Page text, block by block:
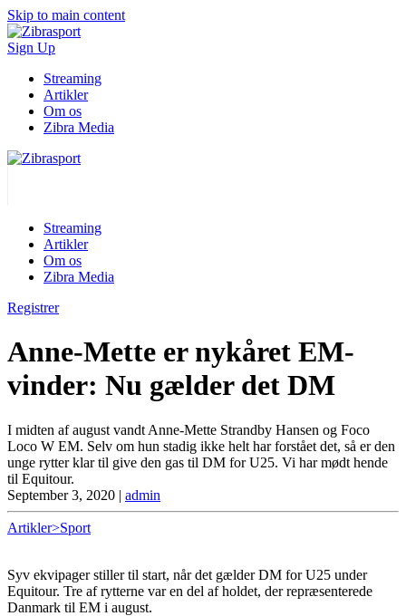
Skip to main content
Sign Up
Streaming
Artikler
Om os
Zibra Media
Streaming
Artikler
Om os
Zibra Media
Registrer
Anne-Mette er nykåret EM-
vinder: Nu gælder det DM
I midten af august vandt Anne-Mette Strandby Hansen og Foco
Loco W EM. Selv om hun stadig ikke helt har forstået det, så er den
unge rytter klar til give den gas til DM for U25. Vi har mødt hende
til Equitour.
September 3, 2020 | admin
Artikler>Sport
Syv ekvipager stiller til start, når det gælder DM for U25 under
Equitour. Tre af rytterne var en del af holdet, der repræsenterede
Danmark til EM i august.